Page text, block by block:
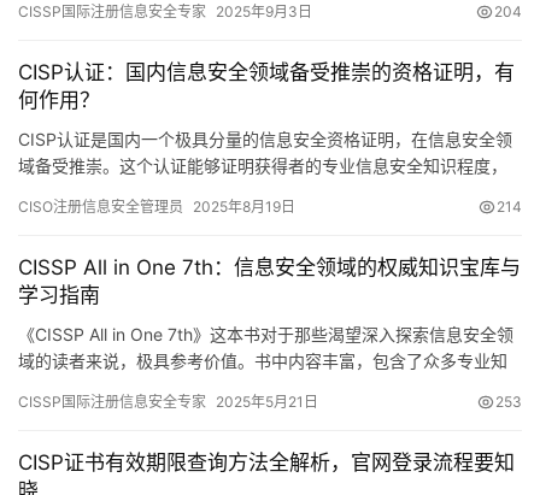
CISSP国际注册信息安全专家 2025年9月3日 204
CISP认证：国内信息安全领域备受推崇的资格证明，有
何作用？
CISP认证是国内一个极具分量的信息安全资格证明，在信息安全领
域备受推崇。这个认证能够证明获得者的专业信息安全知识程度，
CISO注册信息安全管理员 2025年8月19日 214
CISSP All in One 7th：信息安全领域的权威知识宝库与
学习指南
《CISSP All in One 7th》这本书对于那些渴望深入探索信息安全领
域的读者来说，极具参考价值。书中内容丰富，包含了众多专业知
CISSP国际注册信息安全专家 2025年5月21日 253
CISP证书有效期限查询方法全解析，官网登录流程要知